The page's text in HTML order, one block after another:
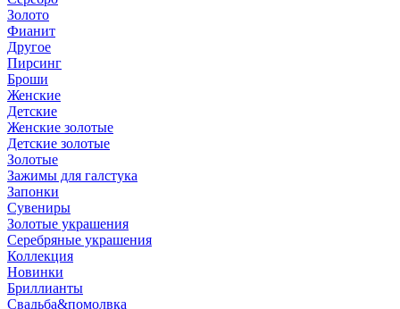
Золото
Фианит
Другое
Пирсинг
Броши
Женские
Детские
Женские золотые
Детские золотые
Золотые
Зажимы для галстука
Запонки
Сувениры
Золотые украшения
Серебряные украшения
Коллекция
Новинки
Бриллианты
Свадьба&помолвка